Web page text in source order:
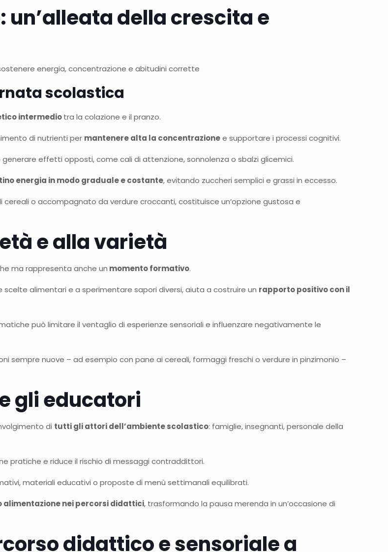
un’alleata della crescita e
energia, concentrazione e abitudini corrette
scolastica
intermediotra la colazione e il pranzo.
di nutrienti per mantenere alta la concentrazionee supportare i processi cognitivi.
effetti opposti, come cali di attenzione, sonnolenza o sbalzi glicemici.
energia in modo graduale e costante, evitando zuccheri semplici e grassi in eccesso.
o accompagnato da verdure croccanti, costituisce un’opzione gustosa e
e alla varietà
ma rappresenta anche un momento formativo.
alimentari e a sperimentare sapori diversi, aiuta a costruire un rapporto positivo con il
può limitare il ventaglio di esperienze sensoriali e influenzare negativamente le
sempre nuove – ad esempio con pane ai cereali, formaggi freschi o verdure in pinzimonio –
gli educatori
di tutti gli attori dell’ambiente scolastico: famiglie, insegnanti, personale della
pratiche e riduce il rischio di messaggi contraddittori.
materiali educativi o proposte di menù settimanali equilibrati.
alimentazione nei percorsi didattici, trasformando la pausa merenda in un’occasione di
didattico e sensoriale a